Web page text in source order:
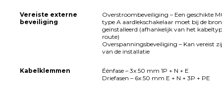
Vereiste externe
beveiliging
Overstroombeveiliging – Een geschikte
type A aardlekschakelaar moet bij de
geïnstalleerd (afhankelijk van het
route)
Overspanningsbeveiliging – Kan vereist
van de installatie
Kabelklemmen
Éénfase – 3x 50 mm 1P + N + E
Driefasen – 6x 50 mm E + N + 3P + PE